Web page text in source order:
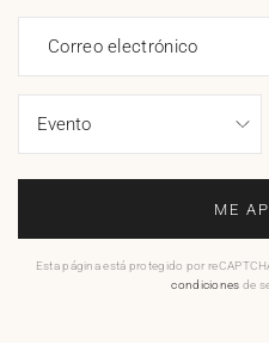
Correo electrónico
ME
Esta página está protegido por
condiciones de